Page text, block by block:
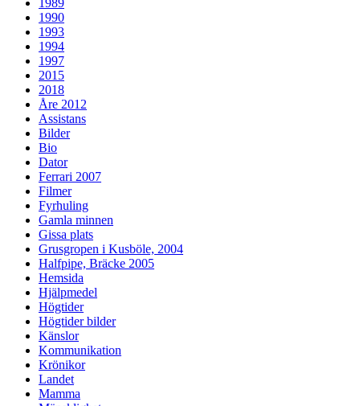
1990
1993
1994
1997
2015
2018
Åre 2012
Assistans
Bilder
Bio
Dator
Ferrari 2007
Filmer
Fyrhuling
Gamla minnen
Gissa plats
Grusgropen i Kusböle, 2004
Halfpipe, Bräcke 2005
Hemsida
Hjälpmedel
Högtider
Högtider bilder
Känslor
Kommunikation
Krönikor
Landet
Mamma